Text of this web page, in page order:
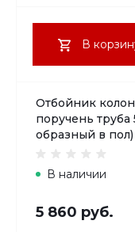
В
Отбойник
поручень
образный в пол)
В наличии
5 860 руб.